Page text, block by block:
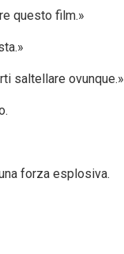
questo film.»
saltellare ovunque.»
forza esplosiva.